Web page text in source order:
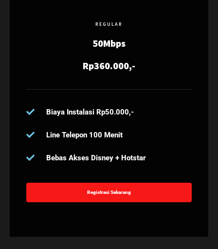
REGULAR
50Mbps
Rp360.000,-
Biaya Instalasi Rp50.000,-
Line Telepon 100 Menit
Bebas Akses Disney + Hotstar
Registrasi Sekarang